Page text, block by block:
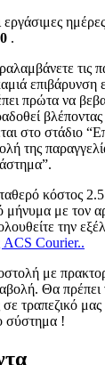
εργάσιμες
.
τις
επιβάρυνση
πρώτα να
στο στάδιο
της
κόστος
μήνυμα με τον
την
ACS Courier..
με
Θα
σε τραπεζικό
σύστημα !